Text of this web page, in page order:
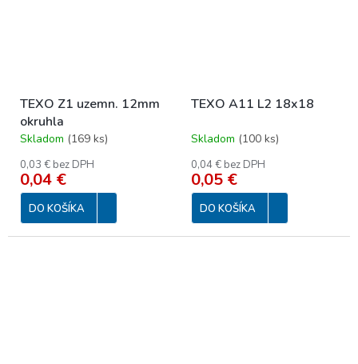
TEXO Z1 uzemn. 12mm
okruhla
Skladom (169 ks)
0,03 € bez DPH
0,04 €
DO KOŠÍKA
TEXO A11 L2 18x18
Skladom (100 ks)
0,04 € bez DPH
0,05 €
DO KOŠÍKA